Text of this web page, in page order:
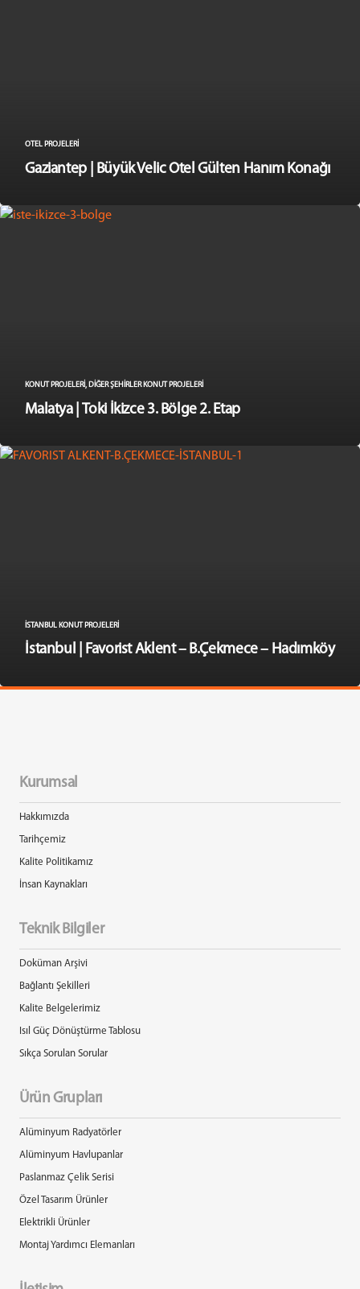
OTEL PROJELERI
Gaziantep | Büyük Velic Otel Gülten Hanım Konağı
KONUT PROJELERI, DIĞER ŞEHIRLER KONUT PROJELERI
Malatya | Toki İkizce 3. Bölge 2. Etap
İSTANBUL KONUT PROJELERI
İstanbul | Favorist Aklent – B.Çekmece – Hadımköy
Kurumsal
Hakkımızda
Tarihçemiz
Kalite Politikamız
İnsan Kaynakları
Teknik Bilgiler
Doküman Arşivi
Bağlantı Şekilleri
Kalite Belgelerimiz
Isıl Güç Dönüştürme Tablosu
Sıkça Sorulan Sorular
Ürün Grupları
Alüminyum Radyatörler
Alüminyum Havlupanlar
Paslanmaz Çelik Serisi
Özel Tasarım Ürünler
Elektrikli Ürünler
Montaj Yardımcı Elemanları